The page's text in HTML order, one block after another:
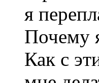
я
Почему
Как с